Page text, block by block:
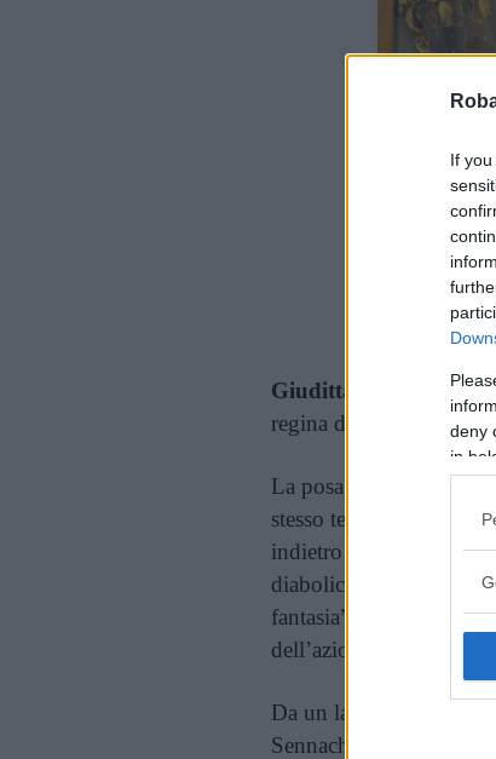
If
deny
in
Giuditta I
(1901)
regina del proprio
La posa frontale che
stesso tempo negata
indietro come in trance,
diabolico, sono tutti
fantasia” e “idea
dell’azione virile nel
Da un lato sul fondo è
Sennachenib a Ninive,